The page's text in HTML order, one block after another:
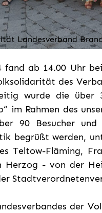
Landesverband
fand ab 14.00 Uhr
des
wurde die über
im Rahmen des
90 Besucher
begrüßt werden,
Teltow-Fläming,
Herzog - von der
der